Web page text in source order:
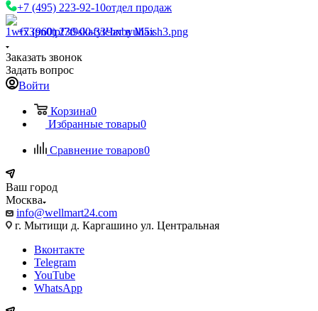
+7 (495) 223-92-10отдел продаж
+7 (960) 230-00-33Чат в Max
Заказать звонок
Задать вопрос
Войти
Корзина0
Избранные товары0
Сравнение товаров0
Ваш город
Москва
info@wellmart24.com
г. Мытищи д. Каргашино ул. Центральная
Вконтакте
Telegram
YouTube
WhatsApp